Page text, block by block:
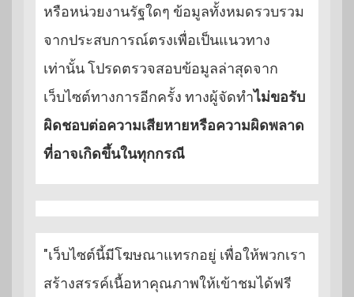
หรือหน่วยงานรัฐใดๆ ข้อมูลทั้งหมดรวบรวม
จากประสบการณ์ตรงเพื่อเป็นแนวทาง
เท่านั้น โปรดตรวจสอบข้อมูลล่าสุดจาก
เว็บไซต์ทางการอีกครั้ง ทางผู้จัดทำไม่ขอรับ
ผิดชอบต่อความเสียหายหรือความผิดพลาด
ที่อาจเกิดขึ้นในทุกกรณี
"เว็บไซต์นี้มีโฆษณาแทรกอยู่ เพื่อให้พวกเรา
สร้างสรรค์เนื้อหาคุณภาพให้เข้าชมได้ฟรี